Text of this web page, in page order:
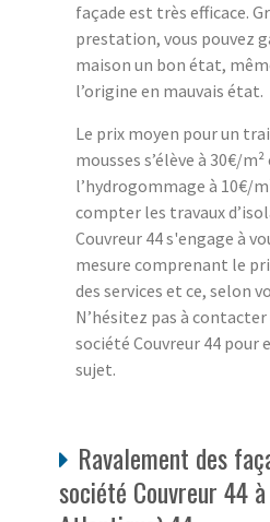
façade est très efficace.
prestation, vous pouvez
maison un bon état,
l’origine en mauvais état.
Le prix moyen pour un
mousses s’élève à 30€/
l’hydrogommage à 10€/
compter les travaux
Couvreur 44 s'engage à
mesure comprenant le
des services et ce, selon
N’hésitez pas à
société Couvreur 44 pour
sujet.
Ravalement des
société Couvreur 44